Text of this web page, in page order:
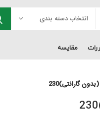
انتخاب دسته بندی
مقایسه
گارانتی)230